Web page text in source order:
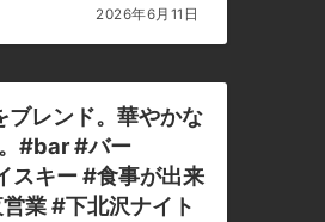
2026年6月11日
レンド。華やかな
#bar #バー
キー #食事が出来
業 #下北沢ナイト